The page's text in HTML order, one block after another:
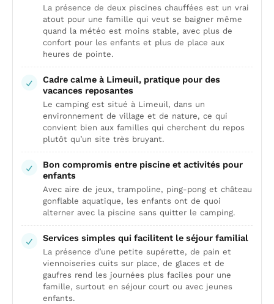
La présence de deux piscines chauffées est un vrai
atout pour une famille qui veut se baigner même
quand la météo est moins stable, avec plus de
confort pour les enfants et plus de place aux
heures de pointe.
Cadre calme à Limeuil, pratique pour des
vacances reposantes
Le camping est situé à Limeuil, dans un
environnement de village et de nature, ce qui
convient bien aux familles qui cherchent du repos
plutôt qu’un site très bruyant.
Bon compromis entre piscine et activités pour
enfants
Avec aire de jeux, trampoline, ping-pong et château
gonflable aquatique, les enfants ont de quoi
alterner avec la piscine sans quitter le camping.
Services simples qui facilitent le séjour familial
La présence d’une petite supérette, de pain et
viennoiseries cuits sur place, de glaces et de
gaufres rend les journées plus faciles pour une
famille, surtout en séjour court ou avec jeunes
enfants.